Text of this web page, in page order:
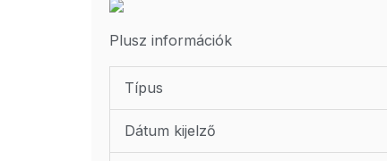
Plusz információk
Típus
Dátum kijelző